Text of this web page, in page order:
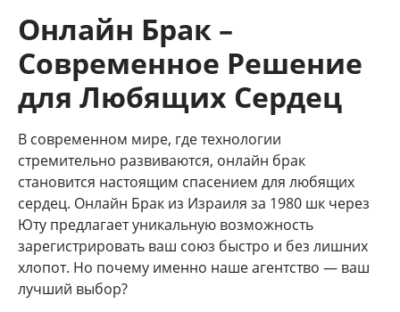
Онлайн Брак –
Современное Решение
для Любящих Сердец
В современном мире, где технологии
стремительно развиваются, онлайн брак
становится настоящим спасением для любящих
сердец. Онлайн Брак из Израиля за 1980 шк через
Юту предлагает уникальную возможность
зарегистрировать ваш союз быстро и без лишних
хлопот. Но почему именно наше агентство — ваш
лучший выбор?